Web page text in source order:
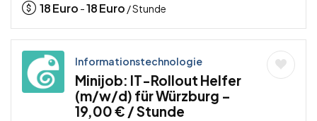
18Euro -18Euro / Stunde
Informationstechnologie
Minijob: IT-Rollout Helfer
(m/w/d) für Würzburg –
19,00 € / Stunde